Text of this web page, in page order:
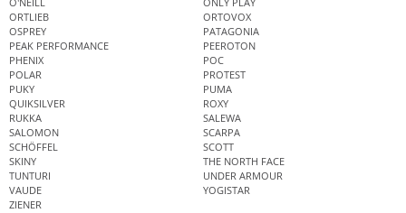
ORTLIEB
ORTOVOX
OSPREY
PATAGONIA
PEAK PERFORMANCE
PEEROTON
PHENIX
POC
POLAR
PROTEST
PUKY
PUMA
QUIKSILVER
ROXY
RUKKA
SALEWA
SALOMON
SCARPA
SCHÖFFEL
SCOTT
SKINY
THE NORTH FACE
TUNTURI
UNDER ARMOUR
VAUDE
YOGISTAR
ZIENER